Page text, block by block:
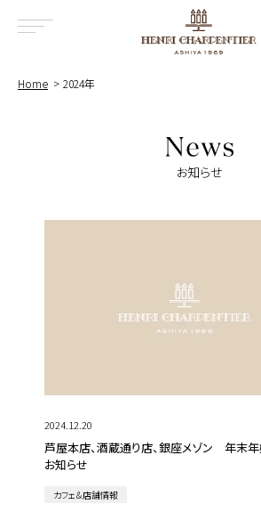
Home 2024年
お知らせ
2024.12.20
芦屋本店、酒蔵通り店、銀座メゾン 年末
お知らせ
カフェ＆店舗情報